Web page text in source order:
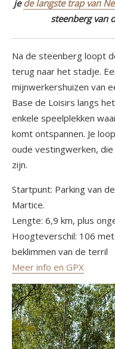
jede langste trap van
steenberg van
Na de steenberg loopt
terug naar het stadje.
mijnwerkershuizen van
Base de Loisirs langs
enkele speelplekken
komt ontspannen. Je
oude vestingwerken,
zijn.
Startpunt: Parking van
Martice.
Lengte: 6,9 km, plus
Hoogteverschil: 106
beklimmen van de terril
Meer info en GPX